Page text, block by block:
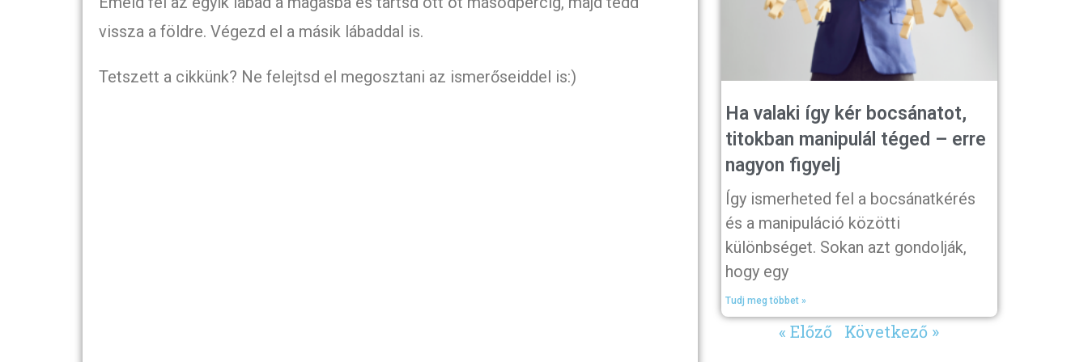
vissza a földre. Végezd el a másik lábaddal is.
Tetszett a cikkünk? Ne felejtsd el megosztani az ismerőseiddel is:)
Ha valaki így kér bocsánatot,
titokban manipulál téged – erre
nagyon figyelj
Így ismerheted fel a bocsánatkérés
és a manipuláció közötti
különbséget. Sokan azt gondolják,
hogy egy
Tudj meg többet »
« Előző Következő »